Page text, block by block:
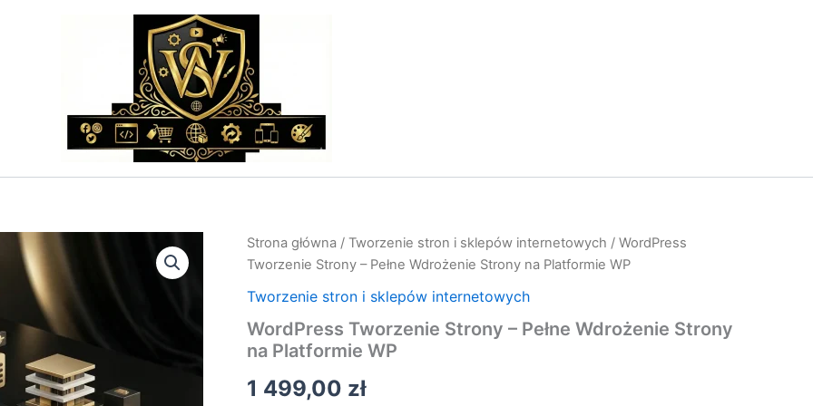
Strona główna / Tworzenie stron i sklepów internetowych / WordPress
Tworzenie Strony – Pełne Wdrożenie Strony na Platformie WP
Tworzenie stron i sklepów internetowych
WordPress Tworzenie Strony – Pełne Wdrożenie Strony
na Platformie WP
1 499,00 zł
ilość
WordPress
Strony
Pełne
Wdrożenie
na